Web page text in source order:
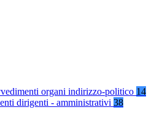
organi indirizzo-politico 14
dirigenti - amministrativi 38